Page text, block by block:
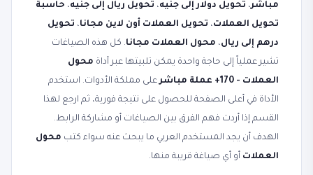
مباشر، تحويل دولار إلى جنيه، تحويل ريال إلى جنيه، حاسبة
تحويل العملات، تحويل العملات أون لاين مجانا، تحويل
درهم إلى ريال، محول العملات مجانا. كل هذه الصياغات
تشير عملياً إلى حاجة واحدة يمكن تلبيتها عبر أداة محول
العملات - 170+ عملة مباشر
على مملكة الأدوات. استخدم
الأداة في أعلى الصفحة للحصول على نتيجة فورية، ثم ارجع لهذا
القسم إذا أردت فهم الفرق بين الصياغات أو مشاركة الرابط.
الهدف أن يجد المستخدم العربي ما يبحث عنه سواء كتب محول
العملات أو أي صياغة قريبة منها.